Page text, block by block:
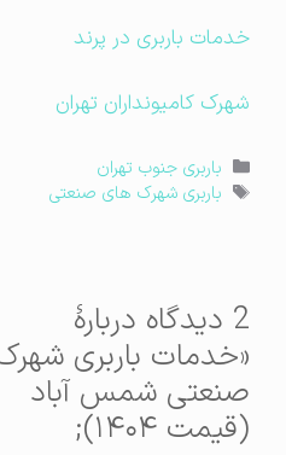
خدمات باربری در پرند
شهرک کامیونداران تهران
دسته‌ها
باربری جنوب تهران
برچسب‌ها
باربری شهرک های صنعتی
2 دیدگاه دربارهٔ
«خدمات باربری شهرک
صنعتی شمس آباد
(قیمت ۱۴۰۴);